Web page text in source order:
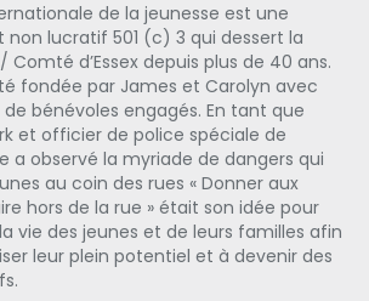
de la jeunesse est une
lucratif 501 (c) 3 qui dessert la
Comté d’Essex depuis plus de 40 ans.
fondée par James et Carolyn avec
de bénévoles engagés. En tant que
et officier de police spéciale de
a observé la myriade de dangers qui
au coin des rues « Donner aux
hors de la rue » était son idée pour
vie des jeunes et de leurs familles afin
leur plein potentiel et à devenir des